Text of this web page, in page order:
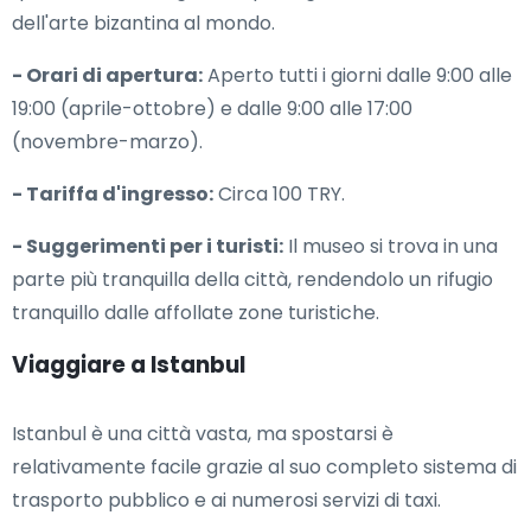
dell'arte bizantina al mondo.
- Orari di apertura:Aperto tutti i giorni dalle 9:00 alle
19:00 (aprile-ottobre) e dalle 9:00 alle 17:00
(novembre-marzo).
- Tariffa d'ingresso:Circa 100 TRY.
- Suggerimenti per i turisti: Il museo si trova in una
parte più tranquilla della città, rendendolo un rifugio
tranquillo dalle affollate zone turistiche.
Viaggiare a Istanbul
Istanbul è una città vasta, ma spostarsi è
relativamente facile grazie al suo completo sistema di
trasporto pubblico e ai numerosi servizi di taxi.